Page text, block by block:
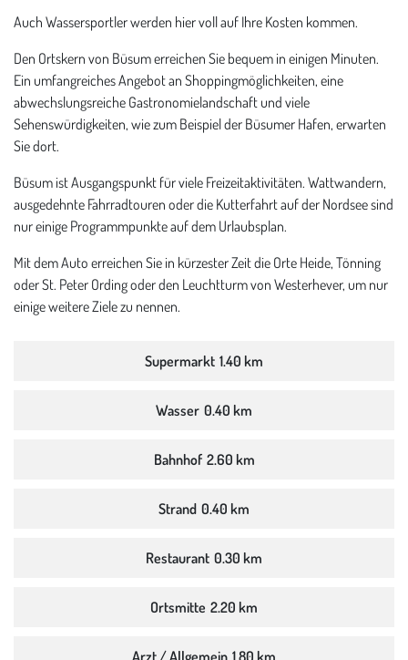
Auch Wassersportler werden hier voll auf Ihre Kosten kommen.
Den Ortskern von Büsum erreichen Sie bequem in einigen Minuten.
Ein umfangreiches Angebot an Shoppingmöglichkeiten, eine
abwechslungsreiche Gastronomielandschaft und viele
Sehenswürdigkeiten, wie zum Beispiel der Büsumer Hafen, erwarten
Sie dort.
Büsum ist Ausgangspunkt für viele Freizeitaktivitäten. Wattwandern,
ausgedehnte Fahrradtouren oder die Kutterfahrt auf der Nordsee sind
nur einige Programmpunkte auf dem Urlaubsplan.
Mit dem Auto erreichen Sie in kürzester Zeit die Orte Heide, Tönning
oder St. Peter Ording oder den Leuchtturm von Westerhever, um nur
einige weitere Ziele zu nennen.
Supermarkt 1.40 km
Wasser 0.40 km
Bahnhof 2.60 km
Strand 0.40 km
Restaurant 0.30 km
Ortsmitte 2.20 km
Arzt / Allgemein 1.80 km